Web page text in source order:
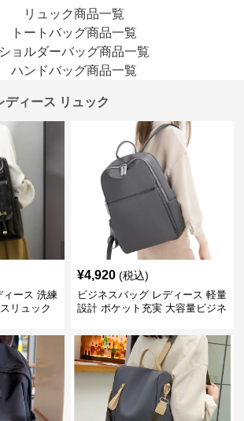
ディース リュック
ィース 洗練
リュック
¥4,920 (税込)
ビジネスバッグ レディース 軽量
設計 ポケット充実 大容量ビジネ